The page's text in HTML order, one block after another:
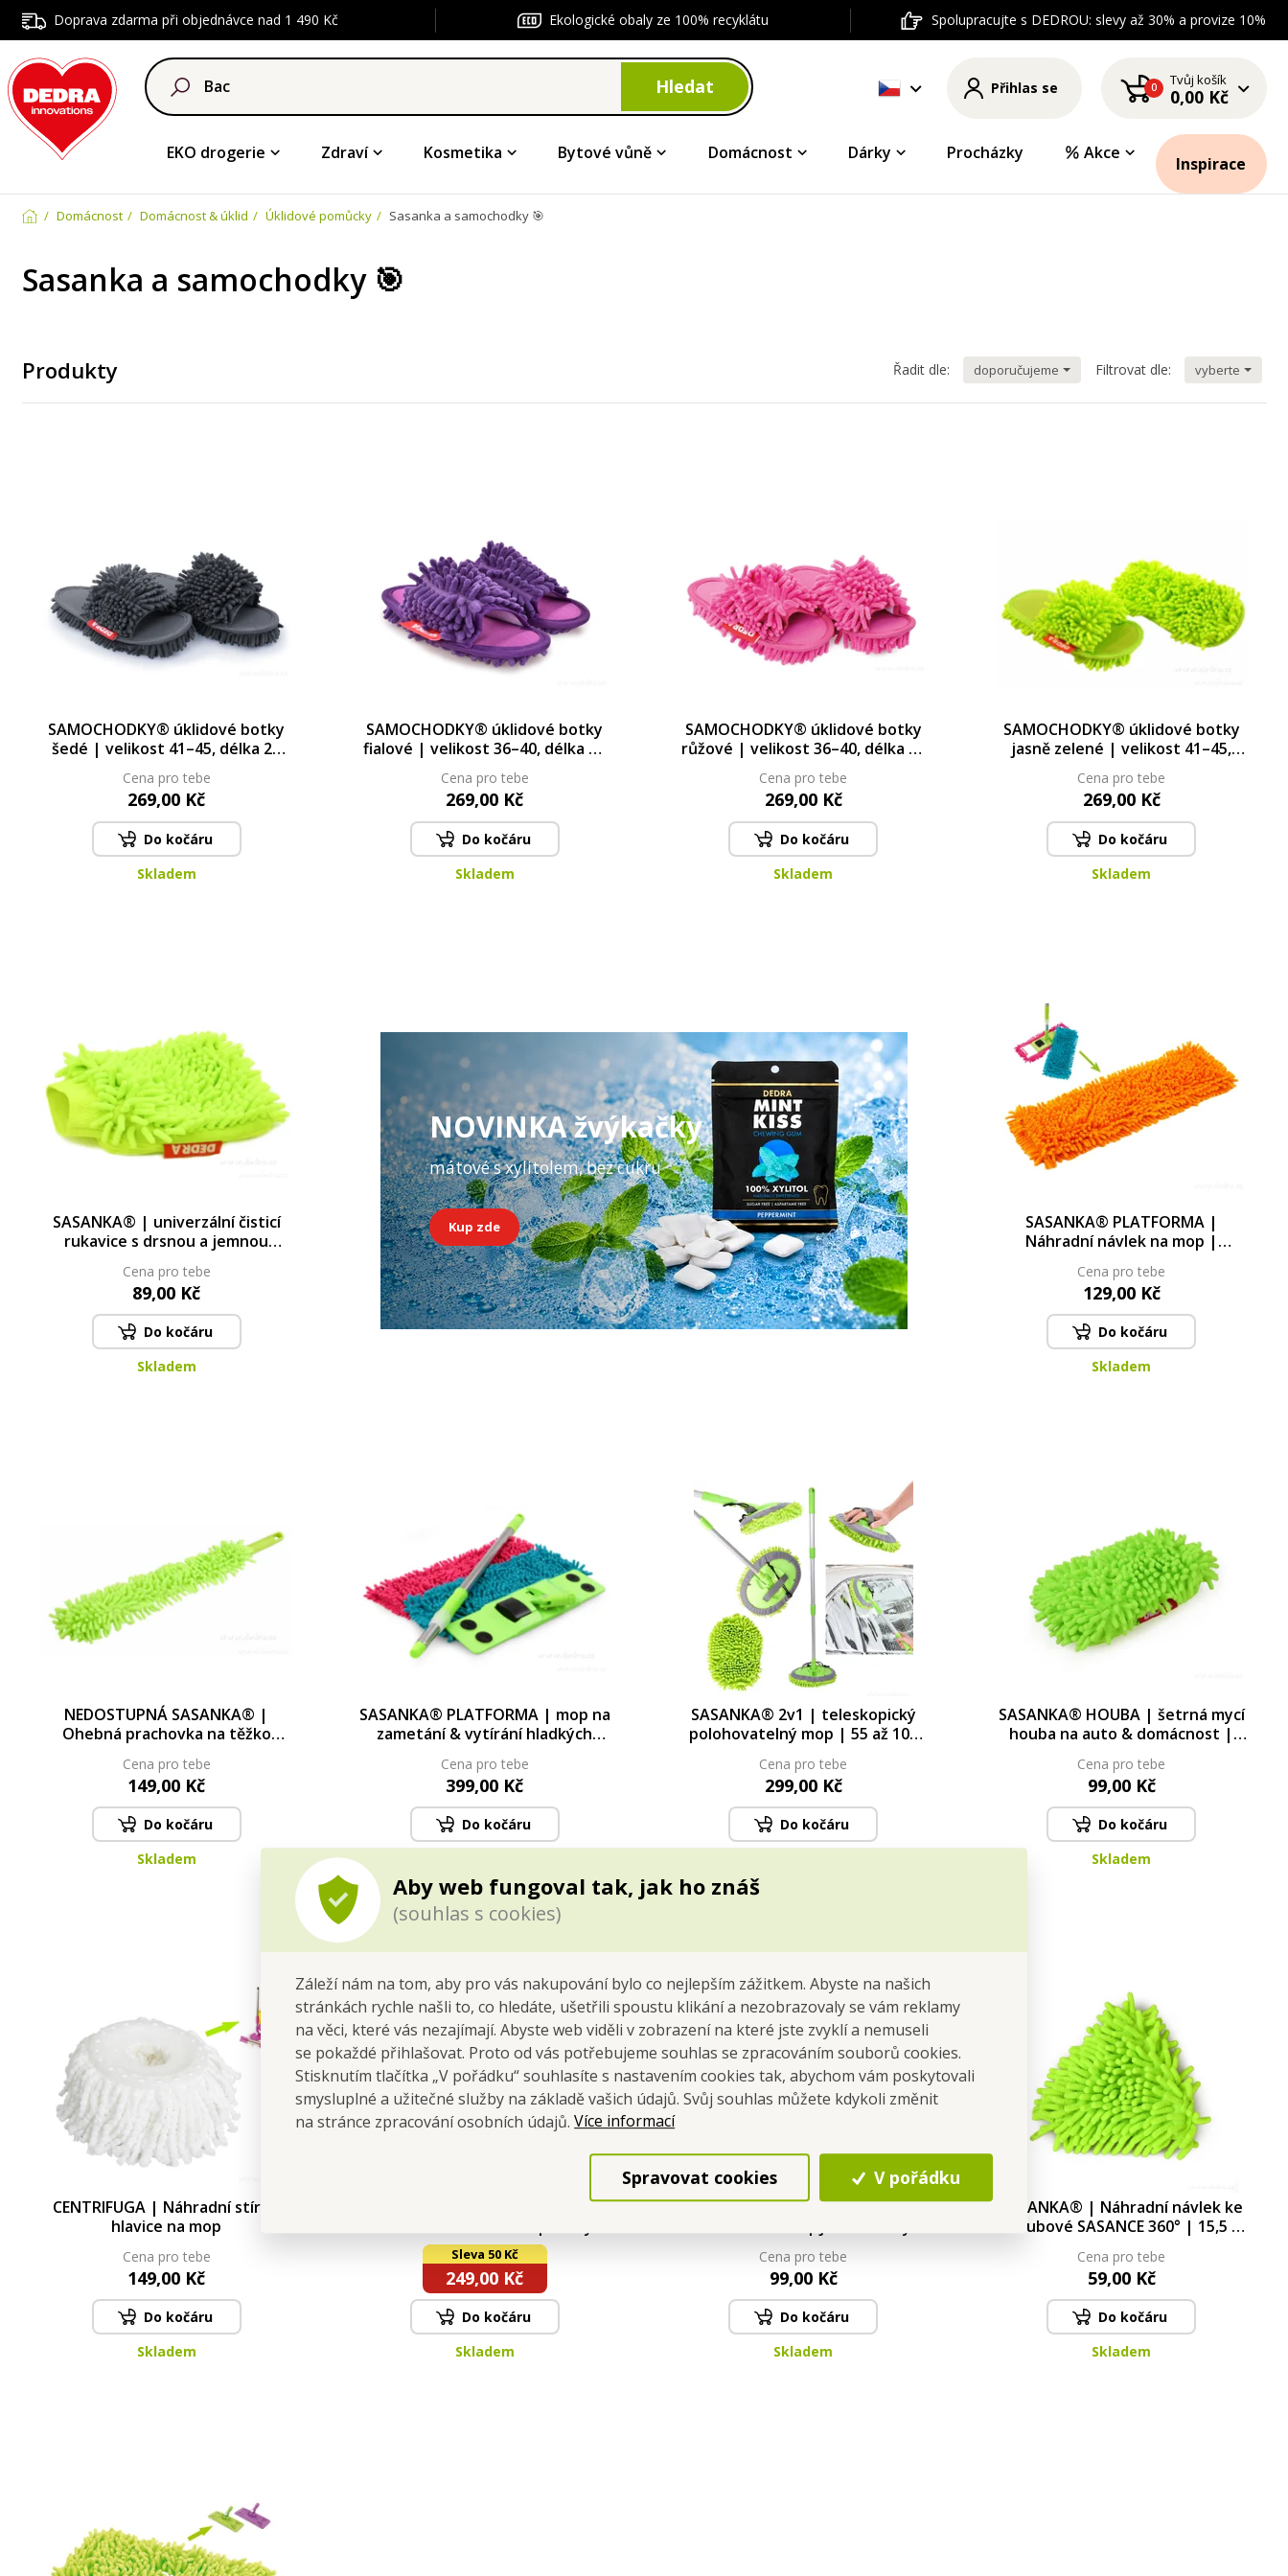
Doprava zdarma při objednávce nad 1 490 Kč Ekologické obaly ze 100% recyklátu Spolupracujte s DEDROU: slevy až 30% a provize 10%
Hledat Přihlas se 0 Tvůj košík
0,00 Kč
EKO drogerie Zdraví Kosmetika Bytové vůně Domácnost Dárky Procházky Akce
Inspirace
Aby web fungoval tak, jak ho znáš
(souhlas s cookies)
Záleží nám na tom, aby pro vás nakupování bylo co nejlepším zážitkem. Abyste na našich
stránkách rychle našli to, co hledáte, ušetřili spoustu klikání a nezobrazovaly se vám reklamy
na věci, které vás nezajímají. Abyste web viděli v zobrazení na které jste zvyklí a nemuseli
se pokaždé přihlašovat. Proto od vás potřebujeme souhlas se zpracováním souborů cookies.
Stisknutím tlačítka „V pořádku“ souhlasíte s nastavením cookies tak, abychom vám poskytovali
smysluplné a užitečné služby na základě vašich údajů. Svůj souhlas můžete kdykoli změnit
na stránce zpracování osobních údajů.Více informací
Spravovat cookies V pořádku
Domácnost Domácnost & úklid Úklidové pomůcky Sasanka a samochodky 🎯
Sasanka a samochodky 🎯
Produkty Řadit dle: doporučujeme Filtrovat dle: vyberte
SAMOCHODKY® úklidové botky
šedé | velikost 41–45, délka 28
Cena pro tebe
269,00 Kč
Do kočáru
Skladem
SAMOCHODKY® úklidové botky
fialové | velikost 36–40, délka 25
Cena pro tebe
269,00 Kč
Do kočáru
Skladem
SAMOCHODKY® úklidové botky
růžové | velikost 36–40, délka 25
Cena pro tebe
269,00 Kč
Do kočáru
Skladem
SAMOCHODKY® úklidové botky
jasně zelené | velikost 41–45,
délka 28 cm
Cena pro tebe
269,00 Kč
Do kočáru
Skladem
SASANKA® | univerzální čisticí
rukavice s drsnou a jemnou
Cena pro tebe
89,00 Kč
Do kočáru
Skladem
NOVINKA žvýkačky
mátové s xylitolem, bez cukru
Kup zde
SASANKA® PLATFORMA |
Náhradní návlek na mop |
Cena pro tebe
129,00 Kč
Do kočáru
Skladem
NEDOSTUPNÁ SASANKA® |
Ohebná prachovka na těžko
Cena pro tebe
149,00 Kč
Do kočáru
Skladem
SASANKA® PLATFORMA | mop na
zametání & vytírání hladkých
tyč | 39 × 10 cm
Cena pro tebe
399,00 Kč
Do kočáru
SASANKA® 2v1 | teleskopický
polohovatelný mop | 55 až 106
Cena pro tebe
299,00 Kč
Do kočáru
SASANKA® HOUBA | šetrná mycí
houba na auto & domácnost |
Cena pro tebe
99,00 Kč
Do kočáru
Skladem
CENTRIFUGA | Náhradní stírací
hlavice na mop
Cena pro tebe
149,00 Kč
Do kočáru
Skladem
& tepování i chlupy na čalounění
Sleva 50 Kč
249,00 Kč
Do kočáru
Skladem
NEDOSTUPNÁ SASANKA® |
Cena pro tebe
99,00 Kč
Do kočáru
Skladem
SASANKA® | Náhradní návlek ke
Kloubové SASANCE 360° | 15,5 ×
Cena pro tebe
59,00 Kč
Do kočáru
Skladem